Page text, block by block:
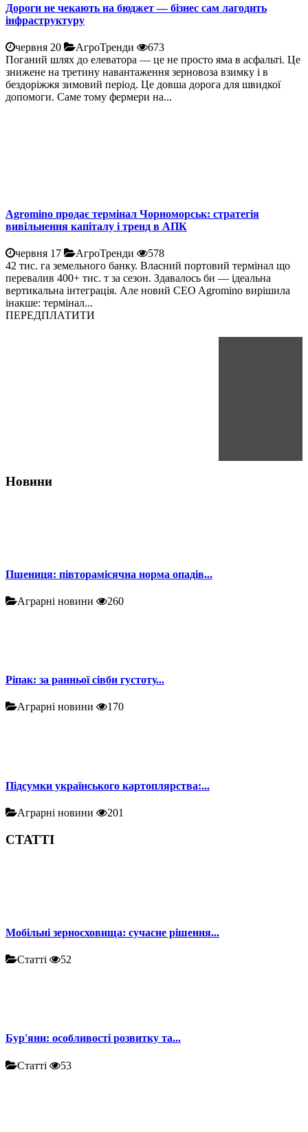
Дороги не чекають на бюджет — бізнес сам лагодить
інфраструктуру
червня 20 АгроТренди
673
Поганий шлях до елеватора — це не просто яма в асфальті. Це
знижене на третину навантаження зерновоза взимку і в
бездоріжжя зимовий період. Це довша дорога для швидкої
допомоги. Саме тому фермери на...
Agromino продає термінал Чорноморськ: стратегія
вивільнення капіталу і тренд в АПК
червня 17 АгроТренди
578
42 тис. га земельного банку. Власний портовий термінал що
перевалив 400+ тис. т за сезон. Здавалось би — ідеальна
вертикальна інтеграція. Але новий CEO Agromino вирішила
інакше: термінал...
ПЕРЕДПЛАТИТИ
Новини
Пшениця: півторамісячна норма опадів...
Аграрні новини 260
Ріпак: за ранньої сівби густоту...
Аграрні новини 170
Підсумки українського картоплярства:...
Аграрні новини 201
СТАТТІ
Мобільні зерносховища: сучасне рішення...
Статті 52
Бур'яни: особливості розвитку та...
Статті 53